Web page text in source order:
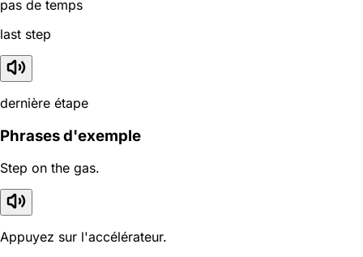
pas de temps
last step
dernière étape
Phrases d'exemple
Step on the gas.
Appuyez sur l'accélérateur.